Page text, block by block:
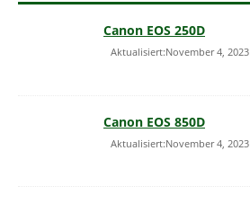
Canon EOS 250D
Aktualisiert:November 4, 2023
Canon EOS 850D
Aktualisiert:November 4, 2023